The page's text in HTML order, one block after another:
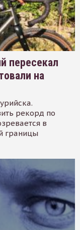
пересекал
на
рекорд по
в
границы